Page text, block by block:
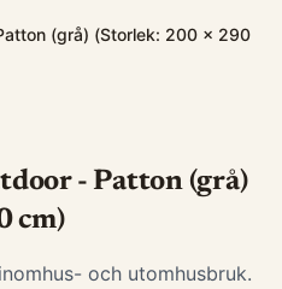
(grå) (Storlek: 200 x 290
- Patton (grå)
cm)
och utomhusbruk.